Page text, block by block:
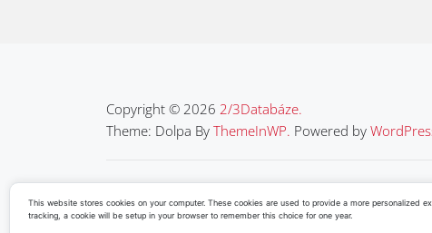
Copyright © 2026 2/3Databáze.
Theme: Dolpa By ThemeInWP. Powered by
This website stores cookies on your computer. These cookies are used to provide a more personalized
tracking, a cookie will be setup in your browser to remember this choice for one year.